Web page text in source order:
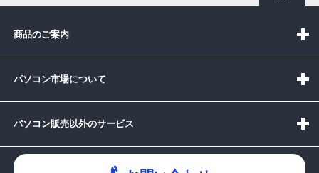
商品のご案内
パソコン市場について
パソコン販売以外のサービス